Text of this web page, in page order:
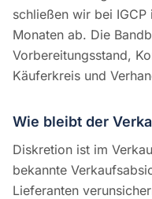
schließen wir bei
Monaten ab. Die
Vorbereitungsstand,
Käuferkreis und
Wie bleibt der
Diskretion ist im
bekannte
Lieferanten